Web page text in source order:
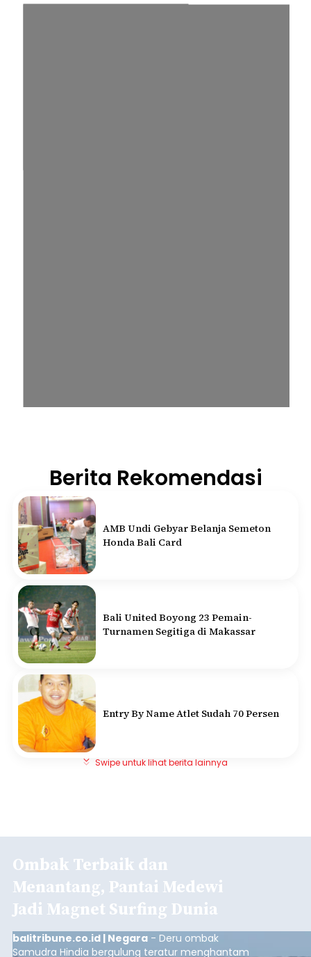
Berita Rekomendasi
AMB Undi Gebyar Belanja Semeton
Honda Bali Card
Bali United Boyong 23 Pemain-
Turnamen Segitiga di Makassar
Entry By Name Atlet Sudah 70 Persen
Swipe untuk lihat berita lainnya
Ombak Terbaik dan
Menantang, Pantai Medewi
Jadi Magnet Surfing Dunia
balitribune.co.id | Negara - Deru ombak
Samudra Hindia bergulung teratur menghantam